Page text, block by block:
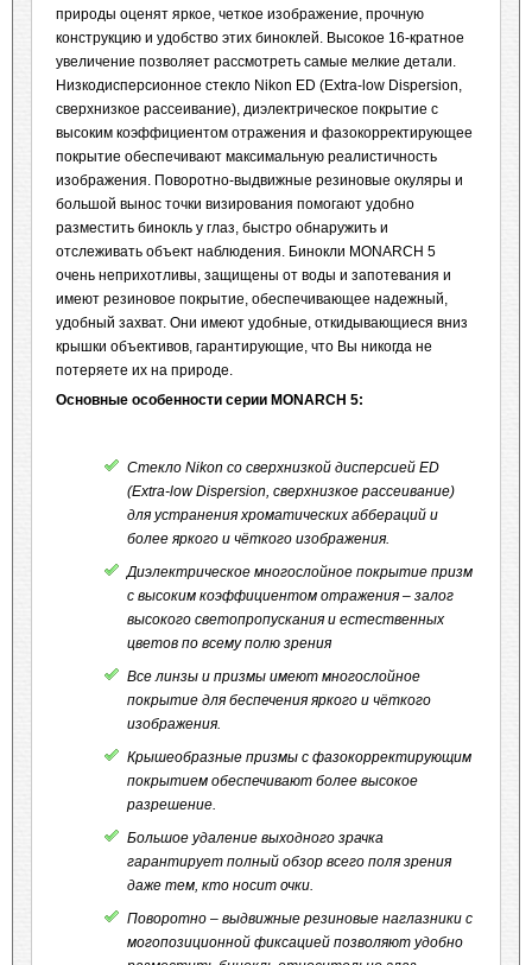
природы оценят яркое, четкое изображение, прочную
конструкцию и удобство этих биноклей. Высокое 16-кратное
увеличение позволяет рассмотреть самые мелкие детали.
Низкодисперсионное стекло Nikon ED (Extra-low Dispersion,
сверхнизкое рассеивание), диэлектрическое покрытие с
высоким коэффициентом отражения и фазокорректирующее
покрытие обеспечивают максимальную реалистичность
изображения. Поворотно-выдвижные резиновые окуляры и
большой вынос точки визирования помогают удобно
разместить бинокль у глаз, быстро обнаружить и
отслеживать объект наблюдения. Бинокли MONARCH 5
очень неприхотливы, защищены от воды и запотевания и
имеют резиновое покрытие, обеспечивающее надежный,
удобный захват. Они имеют удобные, откидывающиеся вниз
крышки объективов, гарантирующие, что Вы никогда не
потеряете их на природе.
Основные особенности серии MONARCH 5:
Стекло Nikon со сверхнизкой дисперсией ED
(Extra-low Dispersion, сверхнизкое рассеивание)
для устранения хроматических аббераций и
более яркого и чёткого изображения.
Диэлектрическое многослойное покрытие призм
с высоким коэффициентом отражения – залог
высокого светопропускания и естественных
цветов по всему полю зрения
Все линзы и призмы имеют многослойное
покрытие для беспечения яркого и чёткого
изображения.
Крышеобразные призмы с фазокорректирующим
покрытием обеспечивают более высокое
разрешение.
Большое удаление выходного зрачка
гарантирует полный обзор всего поля зрения
даже тем, кто носит очки.
Поворотно – выдвижные резиновые наглазники с
могопозиционной фиксацией позволяют удобно